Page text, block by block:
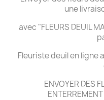
une
avec "FLEURS DEUIL
Fleuriste deuil en ligne
ENVOYER DES